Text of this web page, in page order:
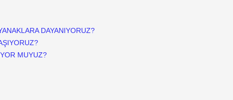
DAYANIYORUZ?
MUYUZ?